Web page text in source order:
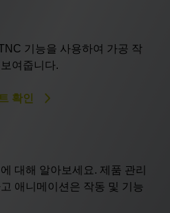
기능을 사용하여 가공 작
여줍니다.
확인
대해 알아보세요. 제품 관리
애니메이션은 작동 및 기능